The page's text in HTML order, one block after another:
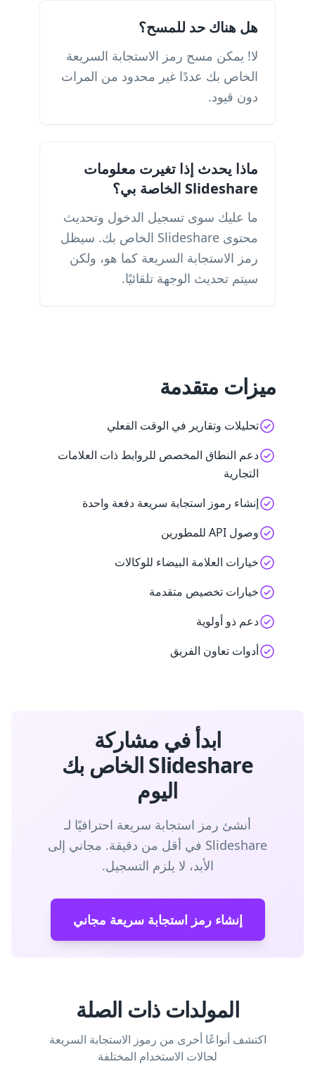
هل هناك حد للمسح؟
لا! يمكن مسح رمز الاستجابة السريعة
الخاص بك عددًا غير محدود من المرات
دون قيود.
ماذا يحدث إذا تغيرت معلومات
Slideshare الخاصة بي؟
ما عليك سوى تسجيل الدخول وتحديث
محتوى Slideshare الخاص بك. سيظل
رمز الاستجابة السريعة كما هو، ولكن
سيتم تحديث الوجهة تلقائيًا.
ميزات متقدمة
تحليلات وتقارير في الوقت الفعلي
دعم النطاق المخصص للروابط ذات العلامات
التجارية
إنشاء رموز استجابة سريعة دفعة واحدة
وصول API للمطورين
خيارات العلامة البيضاء للوكالات
خيارات تخصيص متقدمة
دعم ذو أولوية
أدوات تعاون الفريق
ابدأ في مشاركة
Slideshare الخاص بك
اليوم
أنشئ رمز استجابة سريعة احترافيًا لـ
Slideshare في أقل من دقيقة. مجاني إلى
الأبد، لا يلزم التسجيل.
إنشاء رمز استجابة سريعة مجاني
المولدات ذات الصلة
اكتشف أنواعًا أخرى من رموز الاستجابة السريعة
لحالات الاستخدام المختلفة